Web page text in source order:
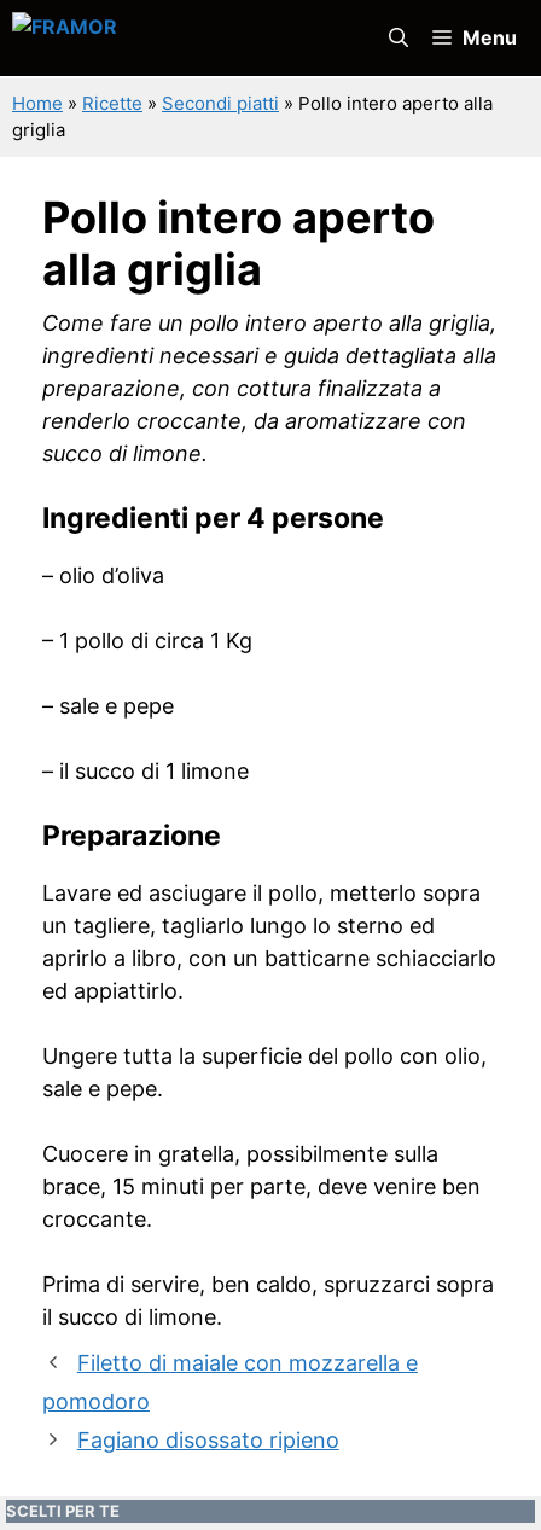
Vai
contenuto
Menu
Home » Ricette » Secondi piatti » Pollo intero aperto alla
griglia
Pollo intero aperto
alla griglia
Come fare un pollo intero aperto alla griglia,
ingredienti necessari e guida dettagliata alla
preparazione, con cottura finalizzata a
renderlo croccante, da aromatizzare con
succo di limone.
Ingredienti per 4 persone
– olio d’oliva
– 1 pollo di circa 1 Kg
– sale e pepe
– il succo di 1 limone
Preparazione
Lavare ed asciugare il pollo, metterlo sopra
un tagliere, tagliarlo lungo lo sterno ed
aprirlo a libro, con un batticarne schiacciarlo
ed appiattirlo.
Ungere tutta la superficie del pollo con olio,
sale e pepe.
Cuocere in gratella, possibilmente sulla
brace, 15 minuti per parte, deve venire ben
croccante.
Prima di servire, ben caldo, spruzzarci sopra
il succo di limone.
Filetto di maiale con mozzarella e
pomodoro
Fagiano disossato ripieno
SCELTI PER TE